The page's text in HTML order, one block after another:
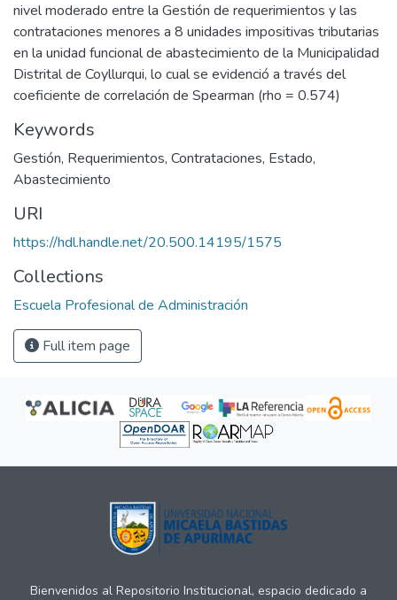
nivel moderado entre la Gestión de requerimientos y las
contrataciones menores a 8 unidades impositivas tributarias
en la unidad funcional de abastecimiento de la Municipalidad
Distrital de Coyllurqui, lo cual se evidenció a través del
coeficiente de correlación de Spearman (rho = 0.574)
Keywords
Gestión, Requerimientos, Contrataciones, Estado,
Abastecimiento
URI
https://hdl.handle.net/20.500.14195/1575
Collections
Escuela Profesional de Administración
Full item page
Bienvenidos al Repositorio Institucional, espacio dedicado a